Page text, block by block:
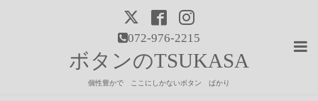
072-976-2215
ボタンのTSUKASA
個性豊かで ここにしかないボタン ばかり